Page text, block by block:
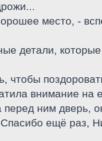
место, -
детали,
чтобы
внимание
перед ним дверь,
ещё раз,